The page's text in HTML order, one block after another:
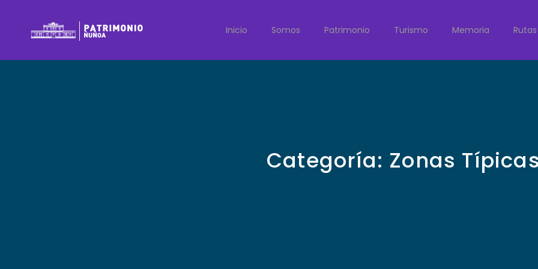
Inicio Somos Patrimonio Turismo Memoria
Categoría: Zonas Típicas